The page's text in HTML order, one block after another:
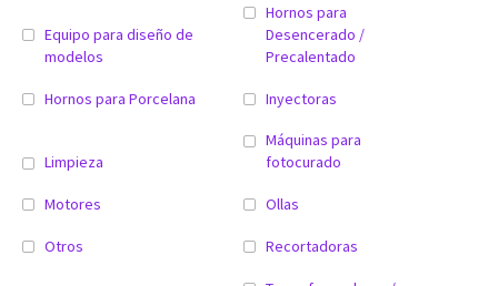
Equipo para diseño de
modelos
Hornos para
Desencerado /
Precalentado
Hornos para Porcelana Inyectoras
Limpieza
Máquinas para
fotocurado
Motores Ollas
Otros Recortadoras